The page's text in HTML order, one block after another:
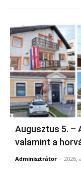
Augusztus 5. –
valamint a
Adminisztrátor - 2026,